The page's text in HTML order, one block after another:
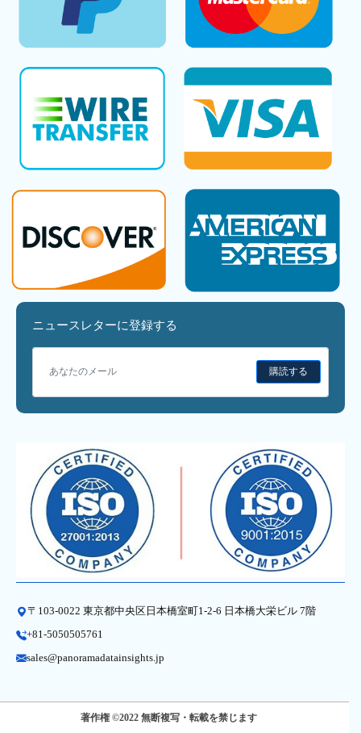
ニュースレターに登録する
購読する
〒103-0022 東京都中央区日本橋室町1-2-6 日本橋大栄ビル 7階
+81-5050505761
sales@panoramadatainsights.jp
著作権 ©2022 無断複写・転載を禁じます